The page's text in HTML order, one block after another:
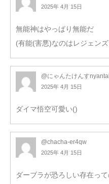
2025年 4月 15日
無能神はやっぱり無能だ
(有能(害悪)なのはレジェン
@にゃんたけんす
2025年 4月 15日
ダイマ悟空可愛い()
@chacha-er4qw
2025年 4月 15日
ダーブラが恐ろしい存在っ